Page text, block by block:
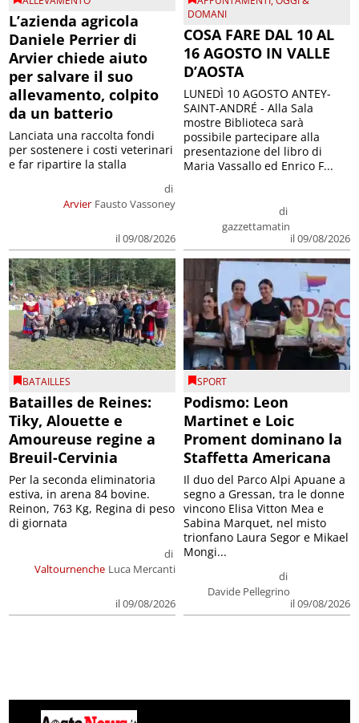
L’azienda agricola
Daniele Perrier di
Arvier chiede aiuto
per salvare il suo
allevamento, colpito
da un batterio
Arvier
di
Fausto Vassoney
il 09/08/2026
Lanciata una raccolta fondi
per sostenere i costi veterinari
e far ripartire la stalla
DOMANI
COSA FARE DAL 10 AL
16 AGOSTO IN VALLE
D’AOSTA
di
gazzettamatin
il 09/08/2026
LUNEDÌ 10 AGOSTO ANTEY-
SAINT-ANDRÉ - Alla Sala
mostre Biblioteca sarà
possibile partecipare alla
presentazione del libro di
Maria Vassallo ed Enrico F...
BATAILLES
Batailles de Reines:
Tiky, Alouette e
Amoureuse regine a
Breuil-Cervinia
Valtournenche
di
Luca Mercanti
il 09/08/2026
Per la seconda eliminatoria
estiva, in arena 84 bovine.
Reinon, 763 Kg, Regina di peso
di giornata
SPORT
Podismo: Leon
Martinet e Loic
Proment dominano la
Staffetta Americana
di
Davide Pellegrino
il 09/08/2026
Il duo del Parco Alpi Apuane a
segno a Gressan, tra le donne
vincono Elisa Vitton Mea e
Sabina Marquet, nel misto
trionfano Laura Segor e Mikael
Mongi...